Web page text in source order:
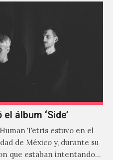
álbum ‘Side’
Tetris estuvo en el
de México y, durante su
que estaban intentando…